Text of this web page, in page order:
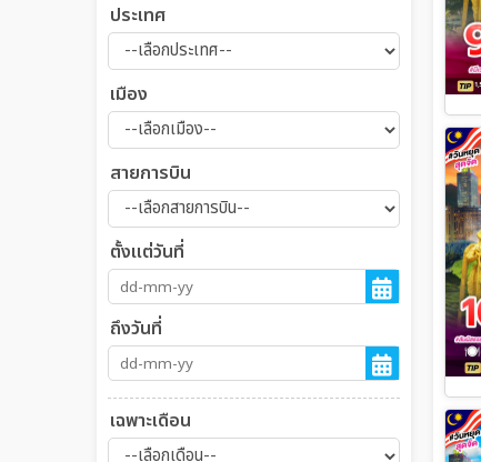
ประเทศ
เมือง
สายการบิน
ตั้งแต่วันที่
ถึงวันที่
เฉพาะเดือน